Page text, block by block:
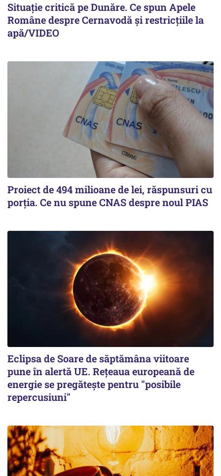
Situație critică pe Dunăre. Ce spun Apele
Române despre Cernavodă și restricțiile la
apă/VIDEO
Proiect de 494 milioane de lei, răspunsuri cu
porția. Ce nu spune CNAS despre noul PIAS
Eclipsa de Soare de săptămâna viitoare
pune în alertă UE. Rețeaua europeană de
energie se pregătește pentru "posibile
repercusiuni"